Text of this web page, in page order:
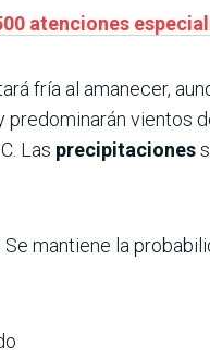
atenciones
fría al amanecer,
vientos
Las precipitaciones
mantiene la